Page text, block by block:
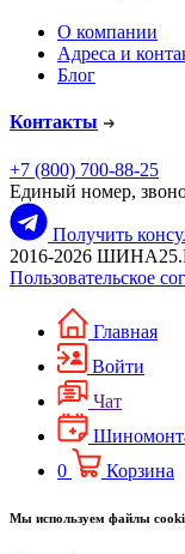
О компании
Адреса и
Блог
Контакты
+7 (800) 700-88-25
Единый номер,
Получить
2016-2026
Пользовательское
Главная
Войти
Чат
0
Корзина
Мы используем файлы